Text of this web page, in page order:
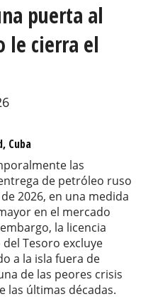
puerta al
le cierra el
Cuba
las
de petróleo ruso
2026, en una medida
en el mercado
la licencia
Tesoro excluye
a la isla fuera de
de las peores crisis
las últimas décadas.